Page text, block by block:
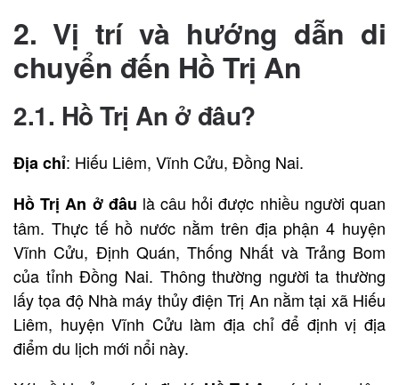
2. Vị trí và hướng dẫn di
chuyển đến Hồ Trị An
2.1. Hồ Trị An ở đâu?
Địa chỉ: Hiếu Liêm, Vĩnh Cửu, Đồng Nai.
Hồ Trị An ở đâu là câu hỏi được nhiều người quan
tâm. Thực tế hồ nước nằm trên địa phận 4 huyện
Vĩnh Cửu, Định Quán, Thống Nhất và Trảng Bom
của tỉnh Đồng Nai. Thông thường người ta thường
lấy tọa độ Nhà máy thủy điện Trị An nằm tại xã Hiếu
Liêm, huyện Vĩnh Cửu làm địa chỉ để định vị địa
điểm du lịch mới nổi này.